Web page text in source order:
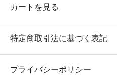
カートを見る
特定商取引法に基づく表記
プライバシーポリシー